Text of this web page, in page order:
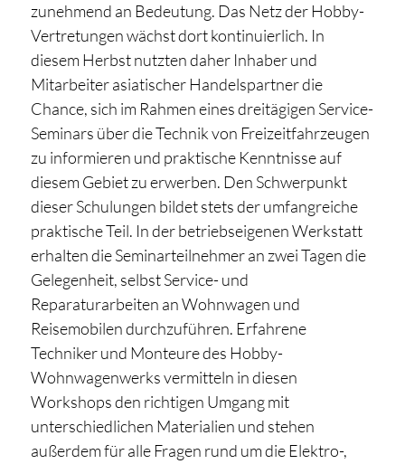
zunehmend an Bedeutung. Das Netz der Hobby-
Vertretungen wächst dort kontinuierlich. In
diesem Herbst nutzten daher Inhaber und
Mitarbeiter asiatischer Handelspartner die
Chance, sich im Rahmen eines dreitägigen Service-
Seminars über die Technik von Freizeitfahrzeugen
zu informieren und praktische Kenntnisse auf
diesem Gebiet zu erwerben. Den Schwerpunkt
dieser Schulungen bildet stets der umfangreiche
praktische Teil. In der betriebseigenen Werkstatt
erhalten die Seminarteilnehmer an zwei Tagen die
Gelegenheit, selbst Service- und
Reparaturarbeiten an Wohnwagen und
Reisemobilen durchzuführen. Erfahrene
Techniker und Monteure des Hobby-
Wohnwagenwerks vermitteln in diesen
Workshops den richtigen Umgang mit
unterschiedlichen Materialien und stehen
außerdem für alle Fragen rund um die Elektro-,